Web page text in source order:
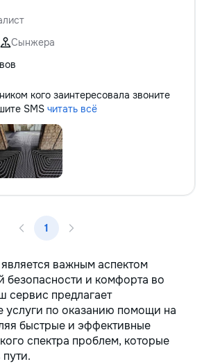
Сынжера
кого заинтересовала звоните
SMS читать всё
1
важным аспектом
безопасности и комфорта во
сервис предлагает
услуги по оказанию помощи на
быстрые и эффективные
спектра проблем, которые
пути.